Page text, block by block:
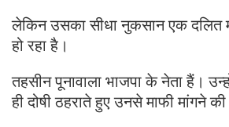
लेकिन उसका सीधा नुकसान एक दलित
हो रहा है।
तहसीन पूनावाला भाजपा के नेता हैं।
ही दोषी ठहराते हुए उनसे माफी मांगने